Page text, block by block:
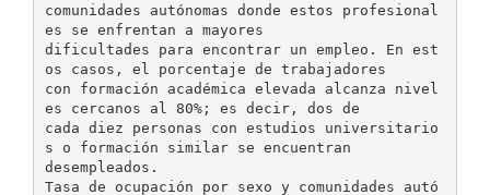
comunidades autónomas donde estos profesional
es se enfrentan a mayores
dificultades para encontrar un empleo. En est
os casos, el porcentaje de trabajadores
con formación académica elevada alcanza nivel
es cercanos al 80%; es decir, dos de
cada diez personas con estudios universitario
s o formación similar se encuentran
desempleados.
Tasa de ocupación por sexo y comunidades autó